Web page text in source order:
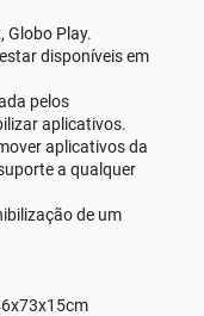
Globo Play.
disponíveis em
pelos
aplicativos.
aplicativos da
a qualquer
de um